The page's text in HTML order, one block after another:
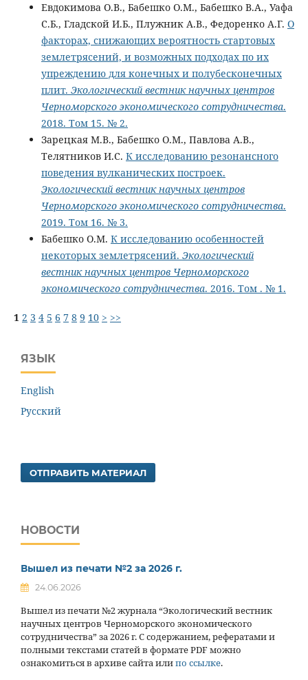
Евдокимова О.В., Бабешко О.М., Бабешко В.А., Уафа
С.Б., Гладской И.Б., Плужник А.В., Федоренко А.Г. О
факторах, снижающих вероятность стартовых
землетрясений, и возможных подходах по их
упреждению для конечных и полубесконечных
плит. Экологический вестник научных центров
Черноморского экономического сотрудничества.
2018. Том 15. № 2.
Зарецкая М.В., Бабешко О.М., Павлова А.В.,
Телятников И.С. К исследованию резонансного
поведения вулканических построек.
Экологический вестник научных центров
Черноморского экономического сотрудничества.
2019. Том 16. № 3.
Бабешко О.М. К исследованию особенностей
некоторых землетрясений. Экологический
вестник научных центров Черноморского
экономического сотрудничества. 2016. Том . № 1.
1 2 3 4 5 6 7 8 9 10 > >>
ЯЗЫК
English
Русский
ОТПРАВИТЬ МАТЕРИАЛ
НОВОСТИ
Вышел из печати №2 за 2026 г.
24.06.2026
Вышел из печати №2 журнала “Экологический вестник
научных центров Черноморского экономического
сотрудничества” за 2026 г. С содержанием, рефератами и
полными текстами статей в формате PDF можно
ознакомиться в архиве сайта илипо ссылке.